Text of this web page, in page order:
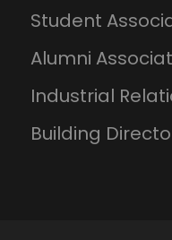
Student
Alumni
Industrial
Building